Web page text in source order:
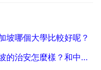
四年一律課程統一，四
坡哪個大學比較好呢？
請問新加坡的治安如何，新加坡的治安怎麼樣？和中國相比呢？